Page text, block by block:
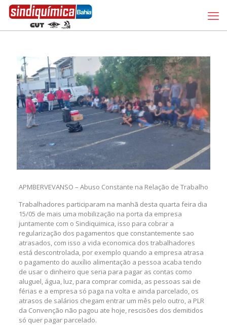
APMBERVEVANSO – Abuso Constante na Relação de Trabalho
Trabalhadores participaram na manhã desta quarta feira dia
15/05 de mais uma mobilização na porta da empresa
juntamente com o Sindiquimica, isso para cobrar a
regularização dos pagamentos que constantemente sao
atrasados, com isso a vida economica dos trabalhadores
está descontrolada, por exemplo quando a empresa atrasa
o pagamento do auxílio alimentação a pessoa acaba tendo
de usar o dinheiro que seria para pagar as contas como
aluguel, água, luz, para comprar comida, as pessoas sai de
férias e a empresa só paga na volta e ainda parcelado, os
atrasos de salários chegam entrar um mês pelo outro, a PLR
da Convenção não pagou ate hoje, rescisões dos demitidos
só quer pagar parcelado.